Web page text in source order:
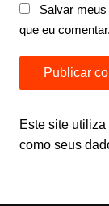
Salvar
que eu comentar.
Este site
como seus